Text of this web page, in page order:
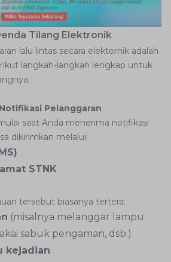
Tilang Elektronik
lalu lintas secara elektornik adalah
langkah-langkah lengkap untuk
Pelanggaran
saat Anda menerima notifikasi
dikirimkan melalui:
STNK
tersebut biasanya tertera:
(misalnya melanggar lampu
sabuk pengaman, dsb.)
kejadian